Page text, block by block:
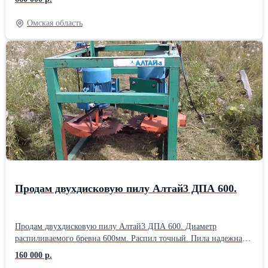
Загрузочное окно 360*280мм. Бревна 260мм глотает на ура.
Гидравлическая подача бревен в дробилку. Надробили всего 50
тонн. Реальная производительность 1200-1500 кг щепы в час.
Устранены незначительные недостатки китайских
производителей. ТОРГ. Переделан выброс щепы бод Биг-Бэг
мешок. В комплекте: - 3 комплекта ножей - шлифовальный
станок для правки ножей. - комплект новых приводных ремней
на ротор. (На дробилке стоят родные, купили на всякий случай)
- Полозья для перемещения дробилки буксиром Вес нетто 1200
кг Особенность: реальная производительность и нормальная
работа обеспечивается только острыми ножами. Ножи подлежат
заточке каждые 5-8 часов работы. Стоимость услуг по заточке
800 руб. один нож. (Очень дорого). С дробилкой прилагается
специальный станок для заточки ножей.
Омская область
Продам двухдисковую пилу Алтай3 ДПА 600.
Продам двухдисковую пилу Алтай3 ДПА 600. Диаметр
распиливаемого бревна 600мм. Распил точный. Пила надежная,
простая не требует специальных познаний. Длина рельс
10метров.Максимальная длина распиливаемог бревна 8метров.
160 000 р.